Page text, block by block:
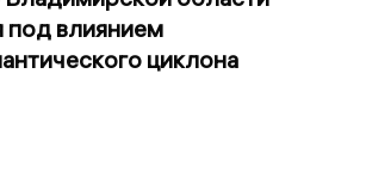
под влиянием
циклона